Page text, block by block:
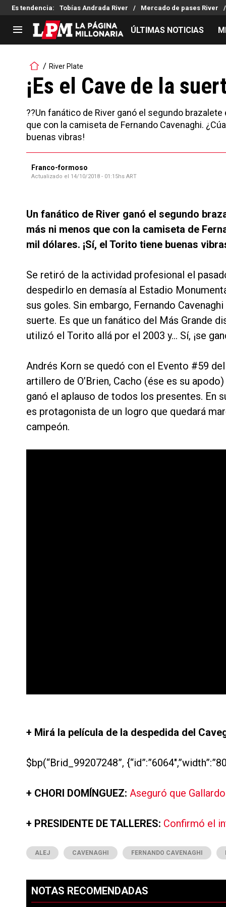
Es tendencia: Tobías Andrada River Mercado de pases River
LIGA PROFESIONAL
Noticias
Tabla de posiciones
Reserva
Copa Sudamericana
Copa Argentina
ÚLTIMAS NOTICIAS
River Plate
¡Es el Cave de la
??Un fanático de River ganó el segundo
que con la camiseta de Fernando Cavenaghi.
buenas vibras!
Franco-formoso
Actualizado el 14/10/2018 - 01:15hs ART
Un fanático de River ganó el segundo
más ni menos que con la camiseta de
mil dólares. ¡Sí, el Torito tiene buenas
Se retiró de la actividad profesional el
despedirlo en demasía al Estadio
sus goles. Sin embargo, Fernando
suerte. Es que un fanático del Más Grande
utilizó el Torito allá por el 2003 y… Sí, ¡se
Andrés Korn se quedó con el Evento #59
artillero de O’Brien, Cacho (ése es su
ganó el aplauso de todos los presentes. En
es protagonista de un logro que quedará
campeón.
+ Mirá la película de la despedida del
$bp(“Brid_99207248”,
+ CHORI DOMÍNGUEZ: Aseguró que
+ PRESIDENTE DE TALLERES: Confirmó el
ALEJ CAVENAGHI FERNANDO CAVENAGHI
NOTAS RECOMENDADAS